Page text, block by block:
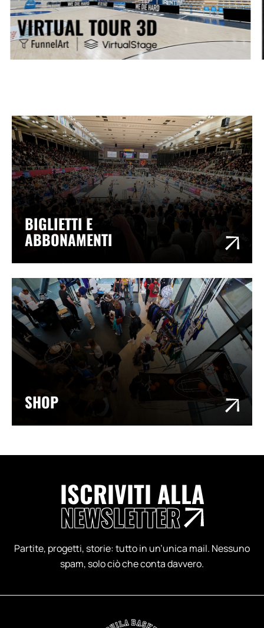
BIGLIETTI E
ABBONAMENTI
SHOP
ISCRIVITI ALLA
NEWSLETTER
Partite, progetti, storie: tutto in un’unica mail. Nessuno
spam, solo ciò che conta davvero.